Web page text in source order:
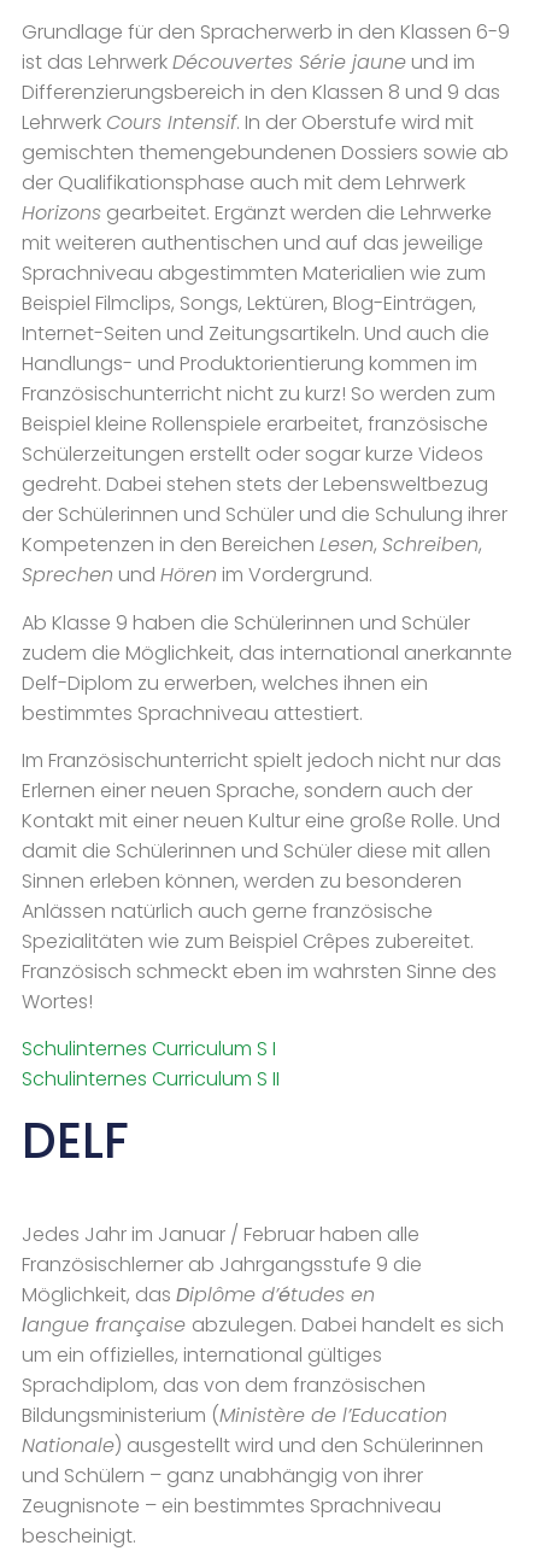
Grundlage für den Spracherwerb in den Klassen 6-9
ist das LehrwerkDécouvertes Série jauneund im
Differenzierungsbereich in den Klassen 8 und 9 das
Lehrwerk Cours Intensif. In der Oberstufe wird mit
gemischten themengebundenen Dossiers sowie ab
der Qualifikationsphase auch mit dem Lehrwerk
Horizonsgearbeitet. Ergänzt werden die Lehrwerke
mit weiteren authentischen und auf das jeweilige
Sprachniveau abgestimmten Materialien wie zum
Beispiel Filmclips, Songs, Lektüren, Blog-Einträgen,
Internet-Seiten und Zeitungsartikeln. Und auch die
Handlungs- und Produktorientierung kommen im
Französischunterricht nicht zu kurz! So werden zum
Beispiel kleine Rollenspiele erarbeitet, französische
Schülerzeitungen erstellt oder sogar kurze Videos
gedreht. Dabei stehen stets der Lebensweltbezug
der Schülerinnen und Schüler und die Schulung ihrer
Kompetenzen in den Bereichen Lesen, Schreiben,
Sprechen und Hören im Vordergrund.
Ab Klasse 9 haben die Schülerinnen und Schüler
zudem die Möglichkeit, das international anerkannte
Delf-Diplom zu erwerben, welches ihnen ein
bestimmtes Sprachniveau attestiert.
Im Französischunterricht spielt jedoch nicht nur das
Erlernen einer neuen Sprache, sondern auch der
Kontakt mit einer neuen Kultur eine große Rolle. Und
damit die Schülerinnen und Schüler diese mit allen
Sinnen erleben können, werden zu besonderen
Anlässen natürlich auch gerne französische
Spezialitäten wie zum Beispiel Crêpes zubereitet.
Französisch schmeckt eben im wahrsten Sinne des
Wortes!
Schulinternes Curriculum S I
Schulinternes Curriculum S II
DELF
Jedes Jahr im Januar / Februar haben alle
Französischlerner ab Jahrgangsstufe 9 die
Möglichkeit, das Diplôme d’études en
langue française abzulegen. Dabei handelt es sich
um ein offizielles, international gültiges
Sprachdiplom, das von dem französischen
Bildungsministerium (Ministère de l’Education
Nationale) ausgestellt wird und den Schülerinnen
und Schülern – ganz unabhängig von ihrer
Zeugnisnote – ein bestimmtes Sprachniveau
bescheinigt.